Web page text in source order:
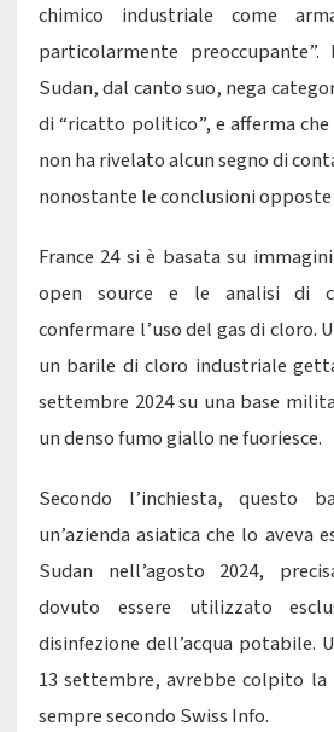
chimico industriale come
particolarmente
Sudan, dal canto suo, nega
di “ricatto politico”, e afferma
non ha rivelato alcun segno di
nonostante le conclusioni
France 24 si è basata su
open source e le analisi di
confermare l’uso del gas di cloro.
un barile di cloro industriale
settembre 2024 su una base
un denso fumo giallo ne fuoriesce.
Secondo l’inchiesta, questo
un’azienda asiatica che lo aveva
Sudan nell’agosto 2024,
dovuto essere utilizzato
disinfezione dell’acqua potabile.
13 settembre, avrebbe colpito
sempre secondo Swiss Info.